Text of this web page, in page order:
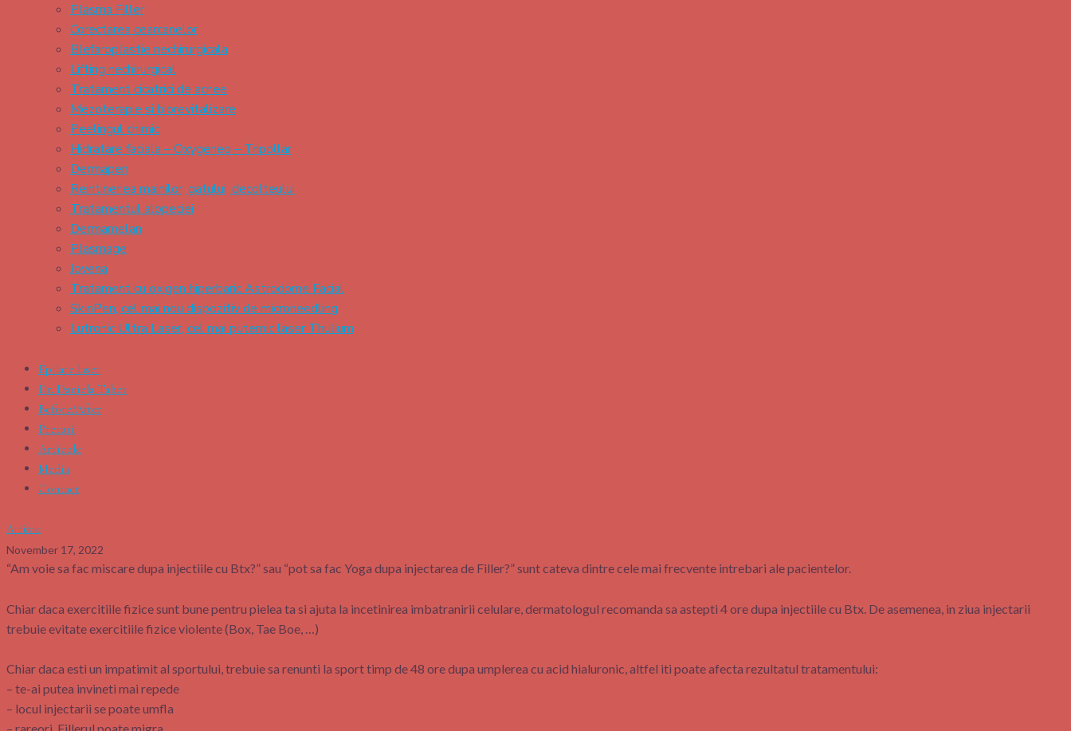
Plasma Filler
Corectarea cearcanelor
Blefaroplastie nechirurgicala
Lifting nechirurgical
Tratament cicatrici de acnee
Mezoterapie si biorevitalizare
Peelingul chimic
Hidratare faciala – Oxygeneo – Tripollar
Dermapen
Reintineriea mainilor, gatului, decolteului
Tratamentul alopeciei
Dermamelan
Plasmage
Jovena
Tratament cu oxigen hiperbaric Astrodome Facial
SkinPen, cel mai nou dispozitiv de microneedling
Lutronic Ultra Laser, cel mai puternic laser Thulium
Epilare laser
Dr. Daniela Taher
Before/After
Preturi
Articole
Media
Contact
Articole
November 17, 2022
“Am voie sa fac miscare dupa injectiile cu Btx?” sau “pot sa fac Yoga dupa injectarea de Filler?” sunt cateva dintre cele mai frecvente intrebari ale pacientelor.
Chiar daca exercitiile fizice sunt bune pentru pielea ta si ajuta la incetinirea imbatranirii celulare, dermatologul recomanda sa astepti 4 ore dupa injectiile cu Btx. De asemenea, in ziua injectarii
trebuie evitate exercitiile fizice violente (Box, Tae Boe, …)
Chiar daca esti un impatimit al sportului, trebuie sa renunti la sport timp de 48 ore dupa umplerea cu acid hialuronic, altfel iti poate afecta rezultatul tratamentului:
– te-ai putea invineti mai repede
– locul injectarii se poate umfla